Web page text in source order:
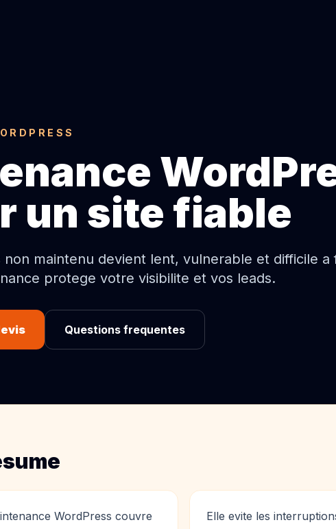
un site fiable
non maintenu devient lent, vulnerable et difficile a
protege votre visibilite et vos leads.
Questions frequentes
WordPress couvre
Elle evite les